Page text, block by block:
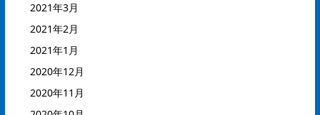
2021年3月
2021年2月
2021年1月
2020年12月
2020年11月